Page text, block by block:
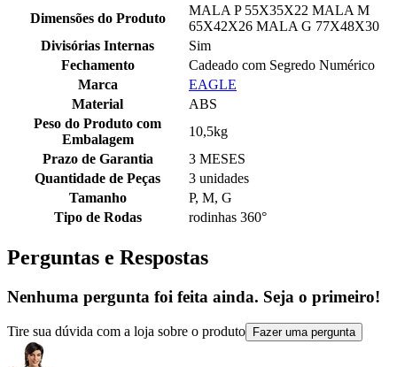
Dimensões do Produto
MALA P 55X35X22 MALA M
65X42X26 MALA G 77X48X30
Divisórias Internas
Sim
Fechamento
Cadeado com Segredo Numérico
Marca
EAGLE
Material
ABS
Peso do Produto com
Embalagem
10,5kg
Prazo de Garantia
3 MESES
Quantidade de Peças
3 unidades
Tamanho
P, M, G
Tipo de Rodas
rodinhas 360°
Perguntas e Respostas
Nenhuma pergunta foi feita ainda. Seja o primeiro!
Tire sua dúvida com a loja sobre o produto Fazer uma pergunta